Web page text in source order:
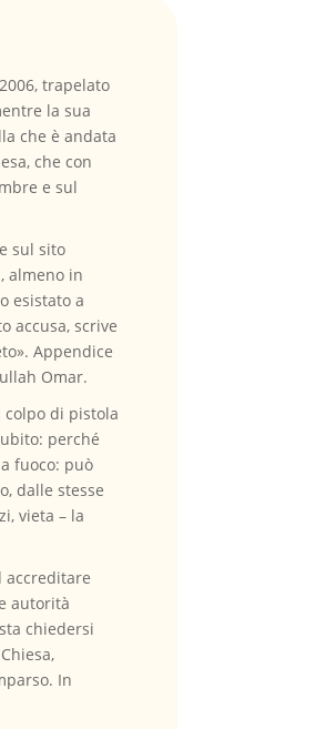
trapelato
la sua
che è andata
che con
e sul
sul sito
almeno in
esistato a
accusa, scrive
Appendice
Omar.
colpo di pistola
perché
fuoco: può
dalle stesse
vieta – la
accreditare
autorità
chiedersi
In